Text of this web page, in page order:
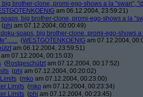
brother-clone, promi-ego-shows a la "swan",
am 06.12.2004, 23:59:21)
big brother-clone, promi-ego-shows a la
(phj am 07.12.2004, 00:00:49)
soaps, big brother-clone, promi-ego-shows
(WESTGOTENKOENIG am 07.12.2004,
am 06.12.2004, 23:59:51)
am 07.12.2004, 00:15:03)
(Rostgeschützt am 07.12.2004, 00:17:52)
(phj am 07.12.2004, 00:20:02)
(mko am 07.12.2004, 00:23:00)
Limits (mko am 07.12.2004, 00:23:34)
Limits (phj am 07.12.2004, 00:23:45)